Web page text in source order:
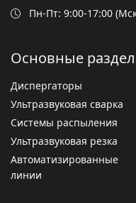
Пн-Пт: 9:00-17:00
Основные
Диспергаторы
Ультразвуковая сварка
Системы распыления
Ультразвуковая резка
Автоматизированные
линии